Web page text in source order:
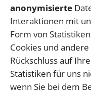
anonymisierte
Interaktionen mit
Form von
Cookies und
Rückschluss auf
Statistiken für uns
wenn Sie bei dem